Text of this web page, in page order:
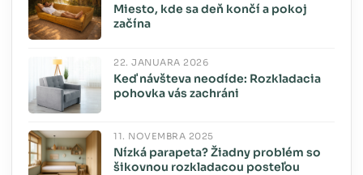
Miesto, kde sa deň končí a pokoj
začína
22. JANUÁRA 2026
Keď návšteva neodíde: Rozkladacia
pohovka vás zachráni
11. NOVEMBRA 2025
Nízká parapeta? Žiadny problém so
šikovnou rozkladacou posteľou